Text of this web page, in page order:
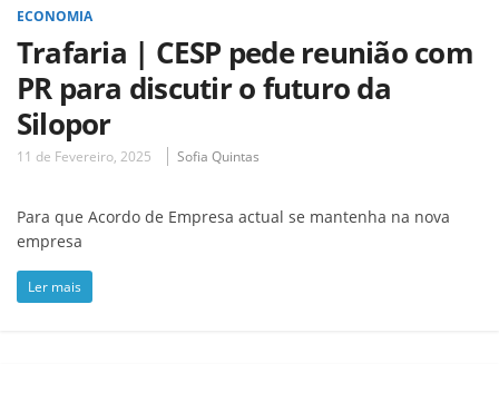
ECONOMIA
Trafaria | CESP pede reunião com
PR para discutir o futuro da
Silopor
11 de Fevereiro, 2025 Sofia Quintas
Para que Acordo de Empresa actual se mantenha na nova
empresa
Ler mais